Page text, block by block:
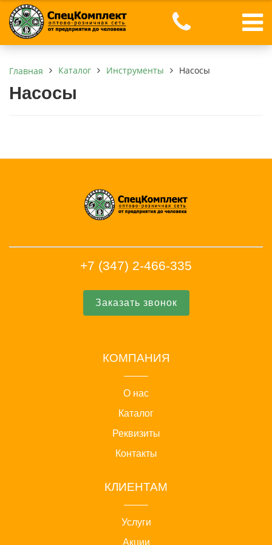
Главная Каталог Инструменты Насосы
Насосы
+7 (347) 2-466-335
Заказать звонок
КОМПАНИЯ
О нас
Каталог
Реквизиты
Контакты
КЛИЕНТАМ
Услуги
Акции